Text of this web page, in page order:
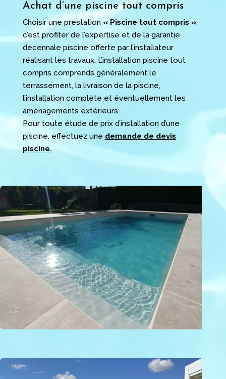
Achat d’une piscine tout compris
Choisir une prestation « Piscine tout compris »,
c’est profiter de l’expertise et de la garantie
décennale piscine offerte par l’installateur
réalisant les travaux. L’installation piscine tout
compris comprends généralement le
terrassement, la livraison de la piscine,
l’installation complète et éventuellement les
aménagements extérieurs.
Pour toute étude de prix d’installation d’une
piscine, effectuez une demande de devis
piscine.